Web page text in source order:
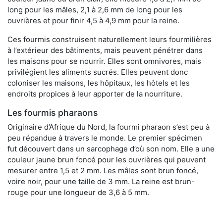
long pour les mâles, 2,1 à 2,6 mm de long pour les
ouvrières et pour finir 4,5 à 4,9 mm pour la reine.
Ces fourmis construisent naturellement leurs fourmilières
à l’extérieur des bâtiments, mais peuvent pénétrer dans
les maisons pour se nourrir. Elles sont omnivores, mais
privilégient les aliments sucrés. Elles peuvent donc
coloniser les maisons, les hôpitaux, les hôtels et les
endroits propices à leur apporter de la nourriture.
Les fourmis pharaons
Originaire d’Afrique du Nord, la fourmi pharaon s’est peu à
peu répandue à travers le monde. Le premier spécimen
fut découvert dans un sarcophage d’où son nom. Elle a une
couleur jaune brun foncé pour les ouvrières qui peuvent
mesurer entre 1,5 et 2 mm. Les mâles sont brun foncé,
voire noir, pour une taille de 3 mm. La reine est brun-
rouge pour une longueur de 3,6 à 5 mm.